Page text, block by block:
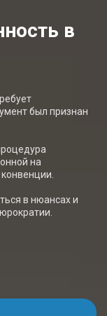
в
был признан
на
в нюансах и